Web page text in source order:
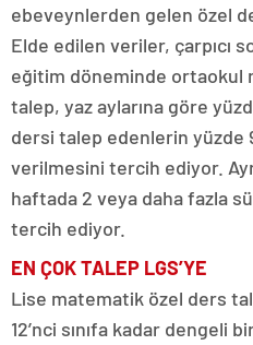
ebeveynlerden gelen özel
Elde edilen veriler, çarpıcı
eğitim döneminde ortaokul
talep, yaz aylarına göre
dersi talep edenlerin yüzde
verilmesini tercih ediyor.
haftada 2 veya daha fazla
tercih ediyor.
EN ÇOK TALEP LGS’YE
Lise matematik özel ders
12’nci sınıfa kadar dengeli